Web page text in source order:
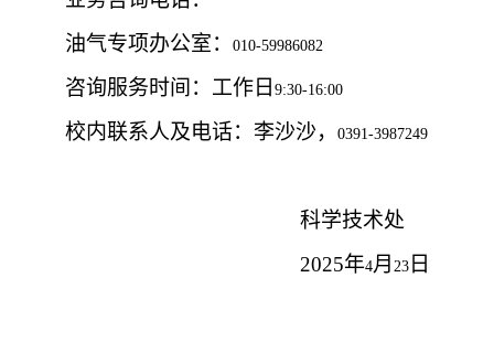
油气专项办公室：
010-59986082
咨询服务时间：工作日 9:30-16:00
校内联系人及电话：李沙沙， 0391-3987249
科学技术处
2025年4月 23日